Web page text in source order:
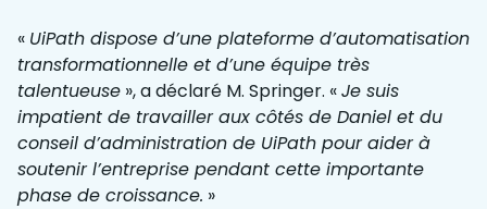
« UiPath dispose d’une plateforme d’automatisation
transformationnelle et d’une équipe très
talentueuse », a déclaré M. Springer. «Je suis
impatient de travailler aux côtés de Daniel et du
conseil d’administration de UiPath pour aider à
soutenir l’entreprise pendant cette importante
phase de croissance. »